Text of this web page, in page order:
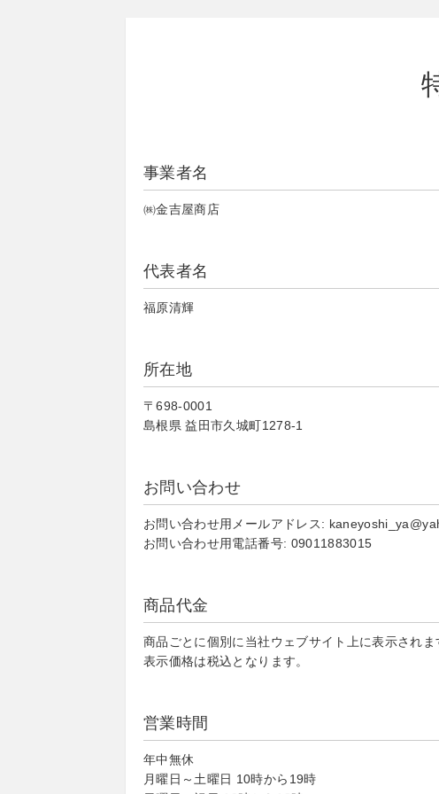
事業者名
㈱金吉屋商店
代表者名
福原清輝
所在地
〒698-0001
島根県 益田市久城町1278-1
お問い合わせ
お問い合わせ用メールアドレス:
お問い合わせ用電話番号: 09011883015
商品代金
商品ごとに個別に当社ウェブサイト上に表示されま
表示価格は税込となります。
営業時間
年中無休
月曜日～土曜日 10時から19時